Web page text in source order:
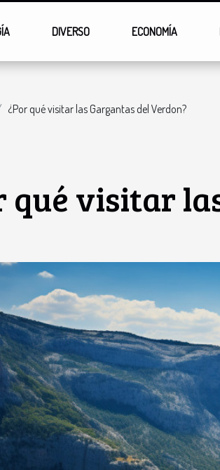
DIVERSO ECONOMÍA
¿Por qué visitar las Gargantas del Verdon?
qué visitar